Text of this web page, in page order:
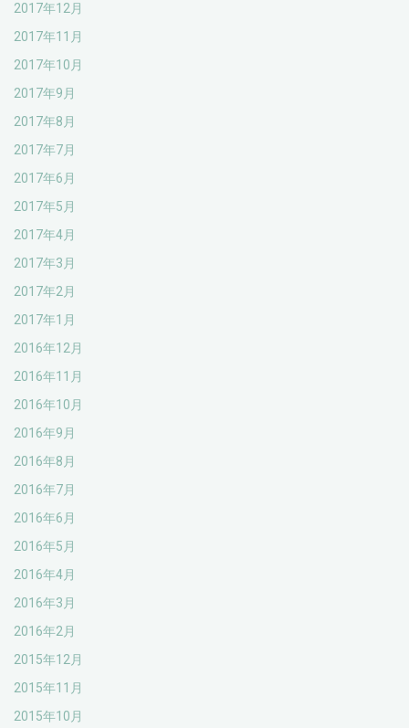
2017年12月
2017年11月
2017年10月
2017年9月
2017年8月
2017年7月
2017年6月
2017年5月
2017年4月
2017年3月
2017年2月
2017年1月
2016年12月
2016年11月
2016年10月
2016年9月
2016年8月
2016年7月
2016年6月
2016年5月
2016年4月
2016年3月
2016年2月
2015年12月
2015年11月
2015年10月